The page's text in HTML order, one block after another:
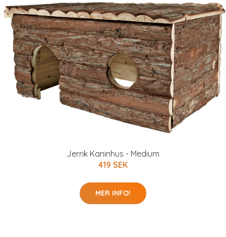
Jerrik Kaninhus - Medium
419 SEK
MER INFO!